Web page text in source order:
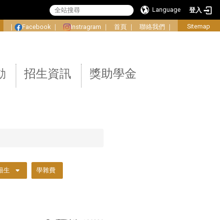
Language
登入
｜ Facebook ｜ Instragram ｜ 首頁 ｜ 聯絡我們 ｜ Sitemap
招生資訊 獎助學金
生 學雜費